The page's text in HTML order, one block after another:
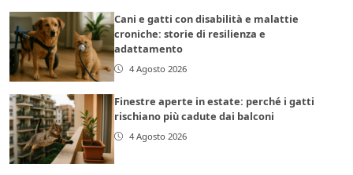
Cani e gatti con disabilità e malattie
croniche: storie di resilienza e
adattamento
4 Agosto 2026
Finestre aperte in estate: perché i gatti
rischiano più cadute dai balconi
4 Agosto 2026